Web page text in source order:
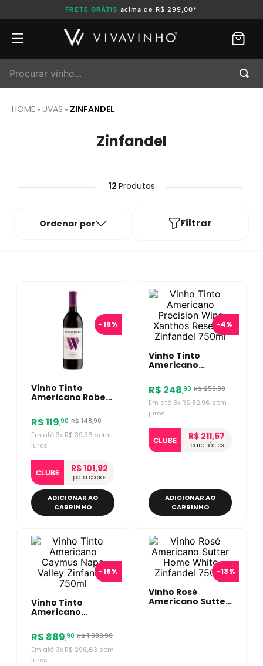
FRETE GRÁTIS acima de R$ 299,00*
UVAS ZINFANDEL
Zinfandel
12 Produtos
Ordenar por Filtrar
-19%
Vinho Tinto
Americano Robert
Woodbridge
Zinfandel 750ml
R$119,90 R$148,90
Em até 3x R$ 39,96 sem
juros
CLUBE R$ 101,92
para sócios
ADICIONAR AO
CARRINHO
-4%
Vinho Tinto
Americano
Xanthos Reserva
Zinfandel 750ml
R$ 248,90 R$259,90
Em até 3x R$ 82,96 sem
juros
CLUBE R$ 211,57
para sócios
ADICIONAR AO
CARRINHO
-18%
Vinho Tinto
Americano
Valley Zinfandel
750ml
R$ 889,90 R$1.089,90
Em até 3x R$ 296,63 sem
juros
-13%
Vinho Rosé
Americano Sutter